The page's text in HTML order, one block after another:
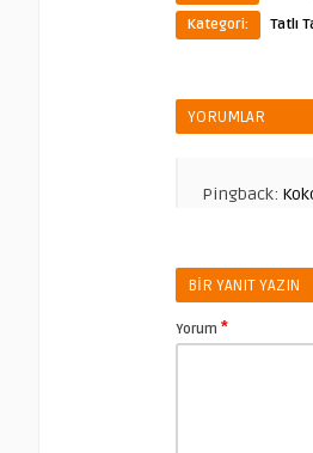
Kategori:
Tatlı
YORUMLAR
Pingback:
BIR YANIT YAZIN
Yorum *